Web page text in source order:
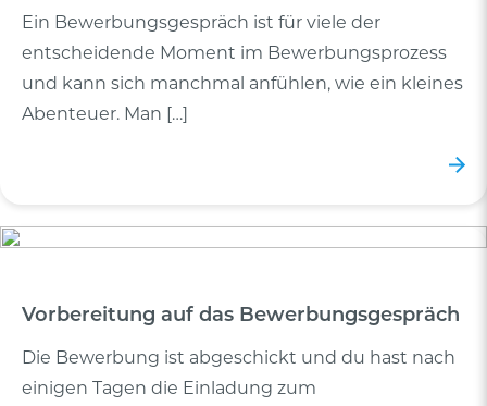
Ein Bewerbungsgespräch ist für viele der
entscheidende Moment im Bewerbungsprozess
und kann sich manchmal anfühlen, wie ein kleines
Abenteuer. Man […]
Vorbereitung auf das Bewerbungsgespräch
Die Bewerbung ist abgeschickt und du hast nach
einigen Tagen die Einladung zum